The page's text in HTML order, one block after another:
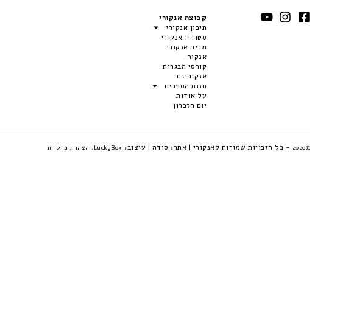
קבוצת אנקורי
תיכון אנקורי
סטודיו אנקורי
מדיה אנקורי
אנקור
קורסי הבגרות
אנקוריזום
חנות הספרים
על אודות
יום הזכרון
©2020 - כל הזכויות שמורות לאנקורי | אתר: סודה | עיצוב: LuckyBox. הצהרת פרטיות